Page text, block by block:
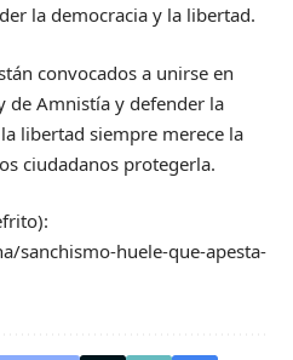
la democracia y la libertad.
convocados a unirse en
de Amnistía y defender la
libertad siempre merece la
ciudadanos protegerla.
sanchismo-huele-que-apesta-